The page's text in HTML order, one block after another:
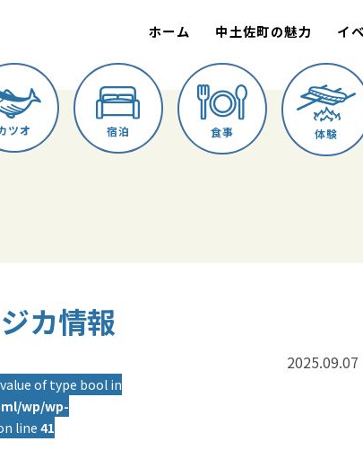
ホーム 中土佐町の魅力 イ
ツオ 宿泊 食事 体験
カ情報
of type bool in
wp/wp-
line41
2025.09.07